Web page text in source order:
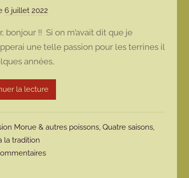
6 juillet 2022
r
m
a
m
o
t
bonjour !! Si on m’avait dit que je
une telle passion pour les terrines il
années,
la lecture
Morue & autres poissons,Quatre saisons,
la tradition